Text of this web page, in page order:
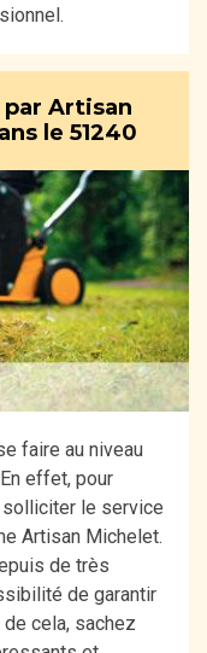
Artisan
le 51240
faire au niveau
effet, pour
le service
Artisan Michelet.
de très
de garantir
cela, sachez